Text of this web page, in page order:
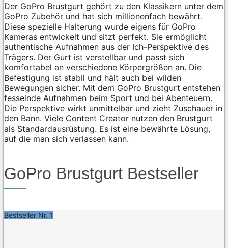
Der GoPro Brustgurt gehört zu den Klassikern unter dem
GoPro Zubehör und hat sich millionenfach bewährt.
Diese spezielle Halterung wurde eigens für GoPro
Kameras entwickelt und sitzt perfekt. Sie ermöglicht
authentische Aufnahmen aus der Ich-Perspektive des
Trägers. Der Gurt ist verstellbar und passt sich
komfortabel an verschiedene Körpergrößen an. Die
Befestigung ist stabil und hält auch bei wilden
Bewegungen sicher. Mit dem GoPro Brustgurt entstehen
fesselnde Aufnahmen beim Sport und bei Abenteuern.
Die Perspektive wirkt unmittelbar und zieht Zuschauer in
den Bann. Viele Content Creator nutzen den Brustgurt
als Standardausrüstung. Es ist eine bewährte Lösung,
auf die man sich verlassen kann.
GoPro Brustgurt Bestseller
Bestseller Nr. 1